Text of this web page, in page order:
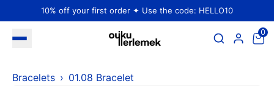
10% off your first order ✦ Use the code: HELLO10
0
Bracelets 01.08 Bracelet